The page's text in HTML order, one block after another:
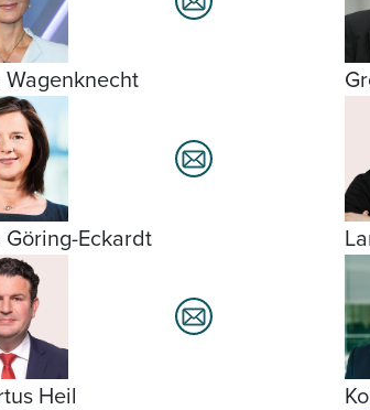
Wagenknecht
Göring-Eckardt
Heil